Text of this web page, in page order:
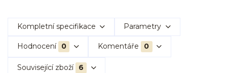
Kompletní specifikace Parametry
Hodnocení 0 Komentáře 0
Související zboží 6